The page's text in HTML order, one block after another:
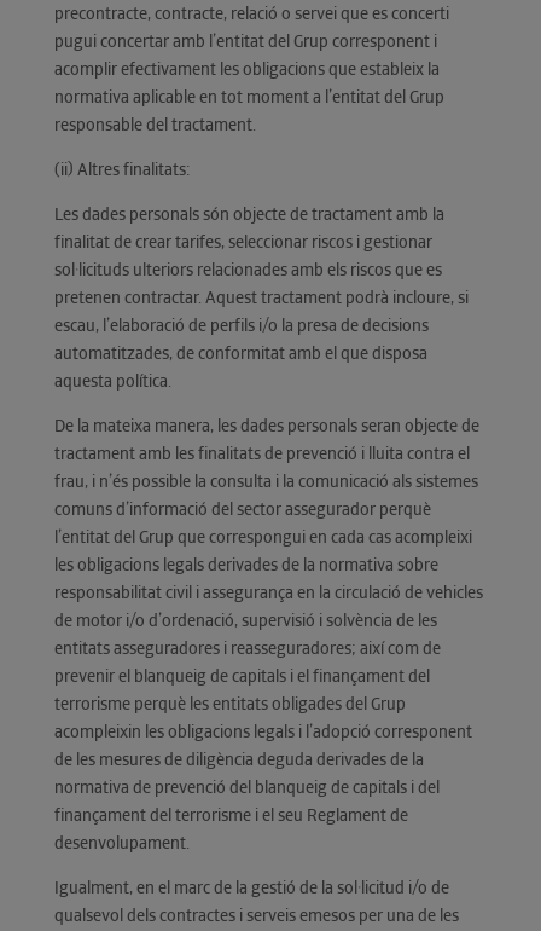
precontracte, contracte, relació o servei que es concerti
pugui concertar amb l’entitat del Grup corresponent i
acomplir efectivament les obligacions que estableix la
normativa aplicable en tot moment a l’entitat del Grup
responsable del tractament.
(ii) Altres finalitats:
Les dades personals són objecte de tractament amb la
finalitat de crear tarifes, seleccionar riscos i gestionar
sol·licituds ulteriors relacionades amb els riscos que es
pretenen contractar. Aquest tractament podrà incloure, si
escau, l’elaboració de perfils i/o la presa de decisions
automatitzades, de conformitat amb el que disposa
aquesta política.
De la mateixa manera, les dades personals seran objecte de
tractament amb les finalitats de prevenció i lluita contra el
frau, i n’és possible la consulta i la comunicació als sistemes
comuns d’informació del sector assegurador perquè
l’entitat del Grup que correspongui en cada cas acompleixi
les obligacions legals derivades de la normativa sobre
responsabilitat civil i assegurança en la circulació de vehicles
de motor i/o d’ordenació, supervisió i solvència de les
entitats asseguradores i reasseguradores; així com de
prevenir el blanqueig de capitals i el finançament del
terrorisme perquè les entitats obligades del Grup
acompleixin les obligacions legals i l’adopció corresponent
de les mesures de diligència deguda derivades de la
normativa de prevenció del blanqueig de capitals i del
finançament del terrorisme i el seu Reglament de
desenvolupament.
Igualment, en el marc de la gestió de la sol·licitud i/o de
qualsevol dels contractes i serveis emesos per una de les